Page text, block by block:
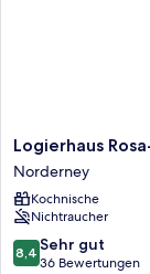
Logierhaus
Rosa-
Lena
Norderney
Logierhaus
Norderney
Kochnische
Nichtraucher
8.4
von
8,4 Sehr gut
36 Bewertungen